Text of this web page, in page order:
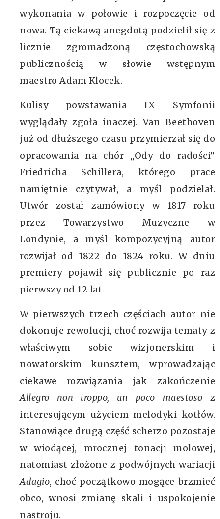
wykonania w połowie i rozpoczęcie od
nowa. Tą ciekawą anegdotą podzielił się z
licznie zgromadzoną częstochowską
publicznością w słowie wstępnym
maestro Adam Klocek.
Kulisy powstawania IX Symfonii
wyglądały zgoła inaczej. Van Beethoven
już od dłuższego czasu przymierzał się do
opracowania na chór „Ody do radości”
Friedricha Schillera, którego prace
namiętnie czytywał, a myśl podzielał.
Utwór został zamówiony w 1817 roku
przez Towarzystwo Muzyczne w
Londynie, a myśl kompozycyjną autor
rozwijał od 1822 do 1824 roku. W dniu
premiery pojawił się publicznie po raz
pierwszy od 12 lat.
W pierwszych trzech częściach autor nie
dokonuje rewolucji, choć rozwija tematy z
właściwym sobie wizjonerskim i
nowatorskim kunsztem, wprowadzając
ciekawe rozwiązania jak zakończenie
Allegro non troppo, un poco maestoso z
interesującym użyciem melodyki kotłów.
Stanowiące drugą część scherzo pozostaje
w wiodącej, mrocznej tonacji molowej,
natomiast złożone z podwójnych wariacji
Adagio, choć początkowo mogące brzmieć
obco, wnosi zmianę skali i uspokojenie
nastroju.